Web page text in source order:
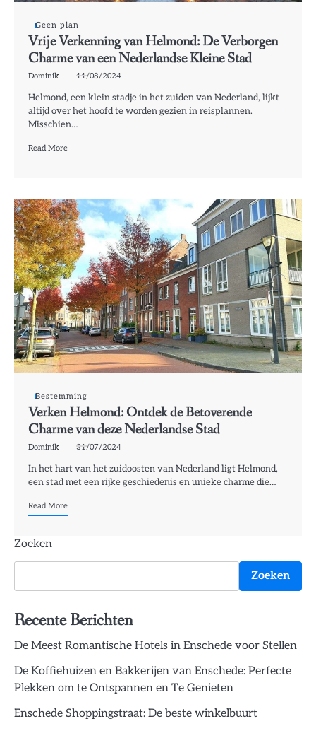
Geen plan
Vrije Verkenning van Helmond: De Verborgen
Charme van een Nederlandse Kleine Stad
Dominik 11/08/2024
Helmond, een klein stadje in het zuiden van Nederland, lijkt
altijd over het hoofd te worden gezien in reisplannen.
Misschien…
Read More
Bestemming
Verken Helmond: Ontdek de Betoverende
Charme van deze Nederlandse Stad
Dominik 31/07/2024
In het hart van het zuidoosten van Nederland ligt Helmond,
een stad met een rijke geschiedenis en unieke charme die…
Read More
Zoeken
Zoeken
Recente Berichten
De Meest Romantische Hotels in Enschede voor Stellen
De Koffiehuizen en Bakkerijen van Enschede: Perfecte
Plekken om te Ontspannen en Te Genieten
Enschede Shoppingstraat: De beste winkelbuurt